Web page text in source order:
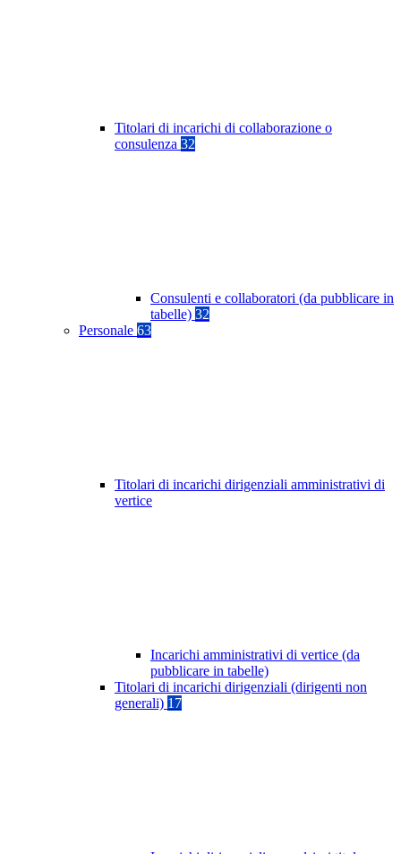
Titolari di incarichi di collaborazione o
consulenza 32
Consulenti e collaboratori (da pubblicare in
tabelle) 32
Personale 63
Titolari di incarichi dirigenziali amministrativi di
vertice
Incarichi amministrativi di vertice (da
pubblicare in tabelle)
Titolari di incarichi dirigenziali (dirigenti non
generali) 17